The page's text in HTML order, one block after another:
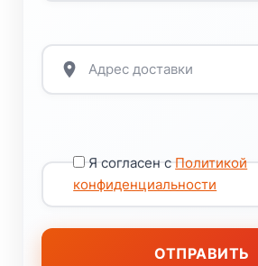
Я согласен сПолитикой
конфиденциальности